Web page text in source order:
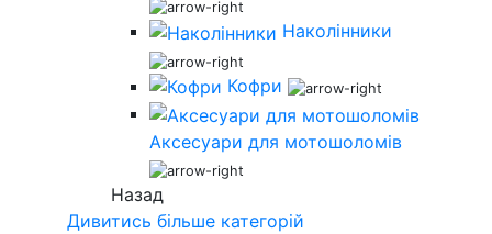
Наколінники
Кофри
Аксесуари для мотошоломів
Назад
Дивитись більше категорій